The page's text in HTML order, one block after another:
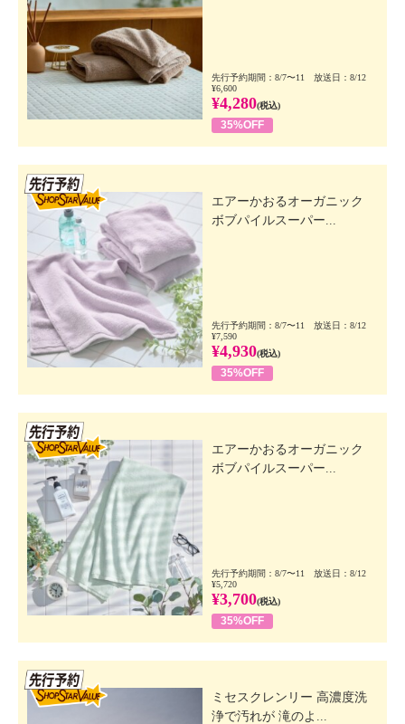
先行予約期間：8/7〜11 放送日：8/12
¥6,600
¥4,280(税込)
35%OFF
エアーかおるオーガニック
ボブパイルスーパー...
先行予約期間：8/7〜11 放送日：8/12
¥7,590
¥4,930(税込)
35%OFF
エアーかおるオーガニック
ボブパイルスーパー...
先行予約期間：8/7〜11 放送日：8/12
¥5,720
¥3,700(税込)
35%OFF
ミセスクレンリー 高濃度洗
浄で汚れが 滝のよ...